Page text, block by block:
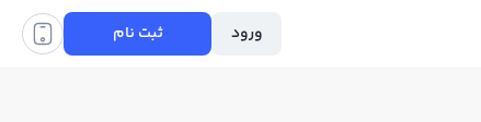
ورود ثبت نام